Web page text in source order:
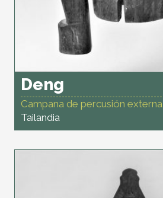
Deng
Campana de percusión externa
Tailandia